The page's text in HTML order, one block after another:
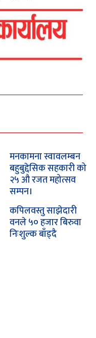
मनकामना स्वावलम्बन
बहुबुद्देसिक सहकारी को
२५ औ रजत महोत्सव
सम्पन।
कपिलवस्तु साझेदारी
वनले ५० हजार बिरुवा
निःशुल्क बाँड्दै